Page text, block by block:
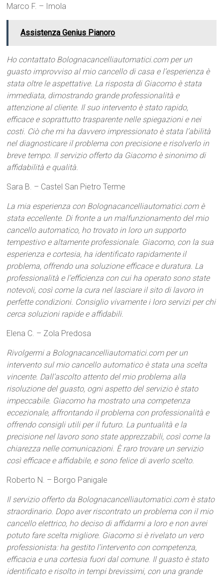
Marco F. – Imola
Assistenza Genius Pianoro
Ho contattato Bolognacancelliautomatici.com per un
guasto improvviso al mio cancello di casa e l’esperienza è
stata oltre le aspettative. La risposta di Giacomo è stata
immediata, dimostrando grande professionalità e
attenzione al cliente. Il suo intervento è stato rapido,
efficace e soprattutto trasparente nelle spiegazioni e nei
costi. Ciò che mi ha davvero impressionato è stata l’abilità
nel diagnosticare il problema con precisione e risolverlo in
breve tempo. Il servizio offerto da Giacomo è sinonimo di
affidabilità e qualità.
Sara B. – Castel San Pietro Terme
La mia esperienza con Bolognacancelliautomatici.com è
stata eccellente. Di fronte a un malfunzionamento del mio
cancello automatico, ho trovato in loro un supporto
tempestivo e altamente professionale. Giacomo, con la sua
esperienza e cortesia, ha identificato rapidamente il
problema, offrendo una soluzione efficace e duratura. La
professionalità e l’efficienza con cui ha operato sono state
notevoli, così come la cura nel lasciare il sito di lavoro in
perfette condizioni. Consiglio vivamente i loro servizi per chi
cerca soluzioni rapide e affidabili.
Elena C. – Zola Predosa
Rivolgermi a Bolognacancelliautomatici.com per un
intervento sul mio cancello automatico è stata una scelta
vincente. Dall’ascolto attento del mio problema alla
risoluzione del guasto, ogni aspetto del servizio è stato
impeccabile. Giacomo ha mostrato una competenza
eccezionale, affrontando il problema con professionalità e
offrendo consigli utili per il futuro. La puntualità e la
precisione nel lavoro sono state apprezzabili, così come la
chiarezza nelle comunicazioni. È raro trovare un servizio
così efficace e affidabile, e sono felice di averlo scelto.
Roberto N. – Borgo Panigale
Il servizio offerto da Bolognacancelliautomatici.com è stato
straordinario. Dopo aver riscontrato un problema con il mio
cancello elettrico, ho deciso di affidarmi a loro e non avrei
potuto fare scelta migliore. Giacomo si è rivelato un vero
professionista: ha gestito l’intervento con competenza,
efficacia e una cortesia fuori dal comune. Il guasto è stato
identificato e risolto in tempi brevissimi, con una grande